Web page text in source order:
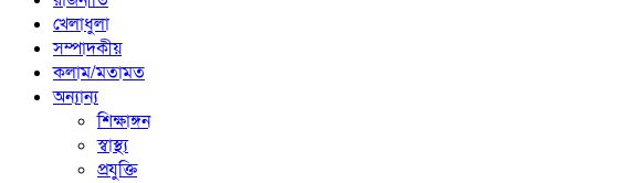
খেলাধুলা
সম্পাদকীয়
কলাম/মতামত
অন্যান্য
শিক্ষাঙ্গন
স্বাস্থ্য
প্রযুক্তি